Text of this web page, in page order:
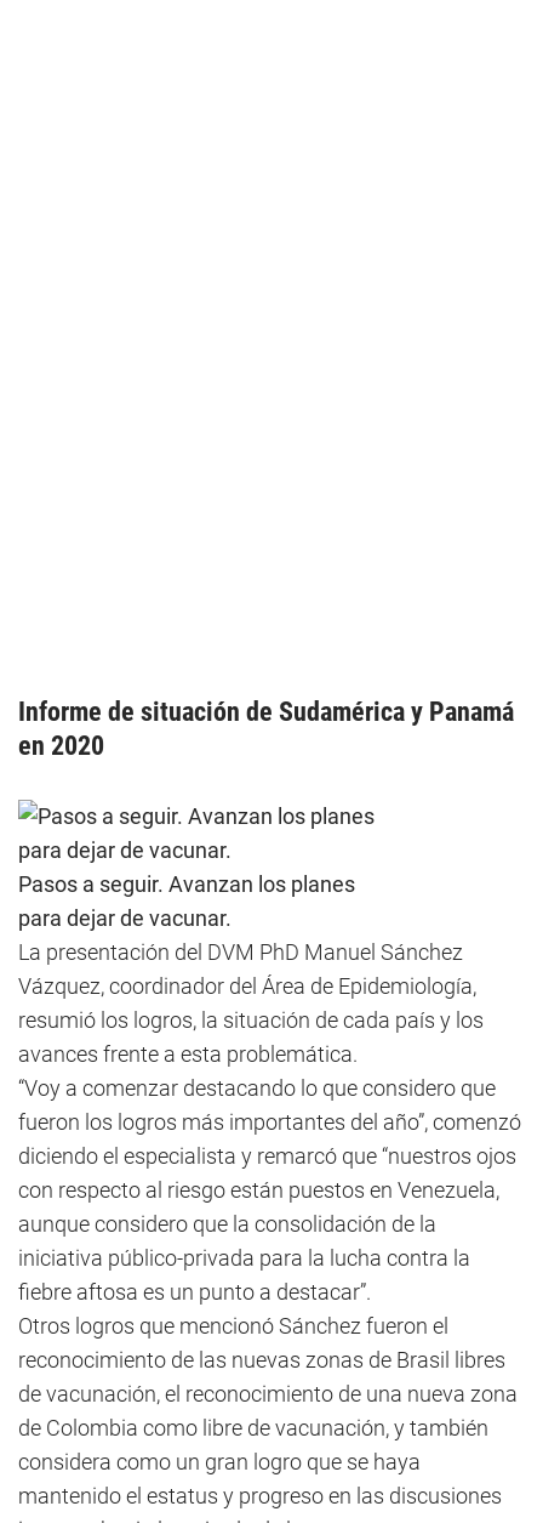
Informe de situación de Sudamérica y Panamá
en 2020
Pasos a seguir. Avanzan los planes
para dejar de vacunar.
La presentación del DVM PhD Manuel Sánchez
Vázquez, coordinador del Área de Epidemiología,
resumió los logros, la situación de cada país y los
avances frente a esta problemática.
“Voy a comenzar destacando lo que considero que
fueron los logros más importantes del año”, comenzó
diciendo el especialista y remarcó que “nuestros ojos
con respecto al riesgo están puestos en Venezuela,
aunque considero que la consolidación de la
iniciativa público-privada para la lucha contra la
fiebre aftosa es un punto a destacar”.
Otros logros que mencionó Sánchez fueron el
reconocimiento de las nuevas zonas de Brasil libres
de vacunación, el reconocimiento de una nueva zona
de Colombia como libre de vacunación, y también
considera como un gran logro que se haya
mantenido el estatus y progreso en las discusiones